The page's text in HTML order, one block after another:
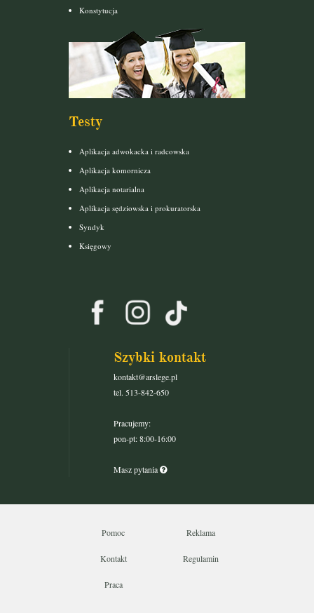
Konstytucja
Testy
Aplikacja adwokacka i radcowska
Aplikacja komornicza
Aplikacja notarialna
Aplikacja sędziowska i prokuratorska
Syndyk
Księgowy
Szybki kontakt
kontakt@arslege.pl
tel. 513-842-650
Pracujemy:
pon-pt: 8:00-16:00
Masz pytania
Pomoc Reklama
Kontakt Regulamin
Praca